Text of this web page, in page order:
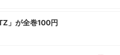
」が全巻100円